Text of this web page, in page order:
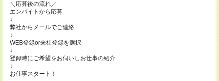
＼応募後の流れ／
エンバイトから応募
↓
弊社からメールでご連絡
↓
WEB登録or来社登録を選択
↓
登録時にご希望をお伺いしお仕事の紹介
↓
お仕事スタート！